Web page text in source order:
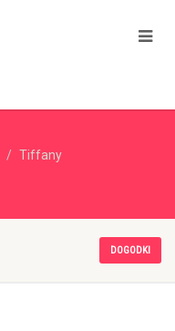
Tiffany
DOGODKI